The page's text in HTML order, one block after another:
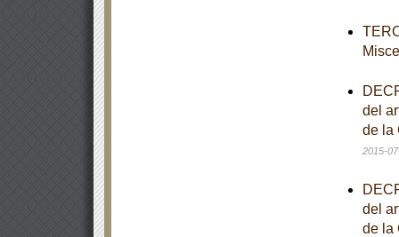
del
de la
2015-
del
de la